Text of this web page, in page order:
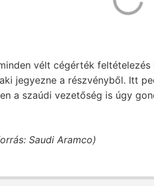
vélt cégérték
jegyezne a részvényből. Itt
a szaúdi vezetőség is úgy
Saudi Aramco)